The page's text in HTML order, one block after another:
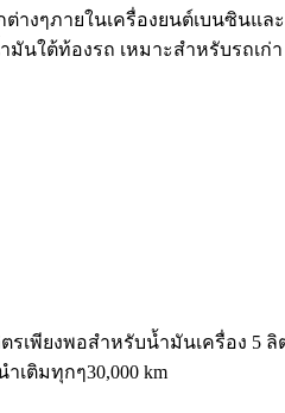
งๆภายในเครื่องยนต์เบนซินแ
นใต้ท้องรถ เหมาะสำหรับรถเ
รเพียงพอสำหรับน้ำมันเครื่อง 5
เติมทุกๆ30,000 km